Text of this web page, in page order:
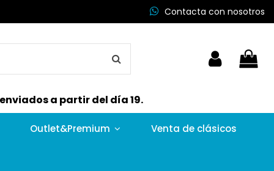
Contacta con nosotros
a partir del día 19.
Outlet&Premium Venta de clásicos